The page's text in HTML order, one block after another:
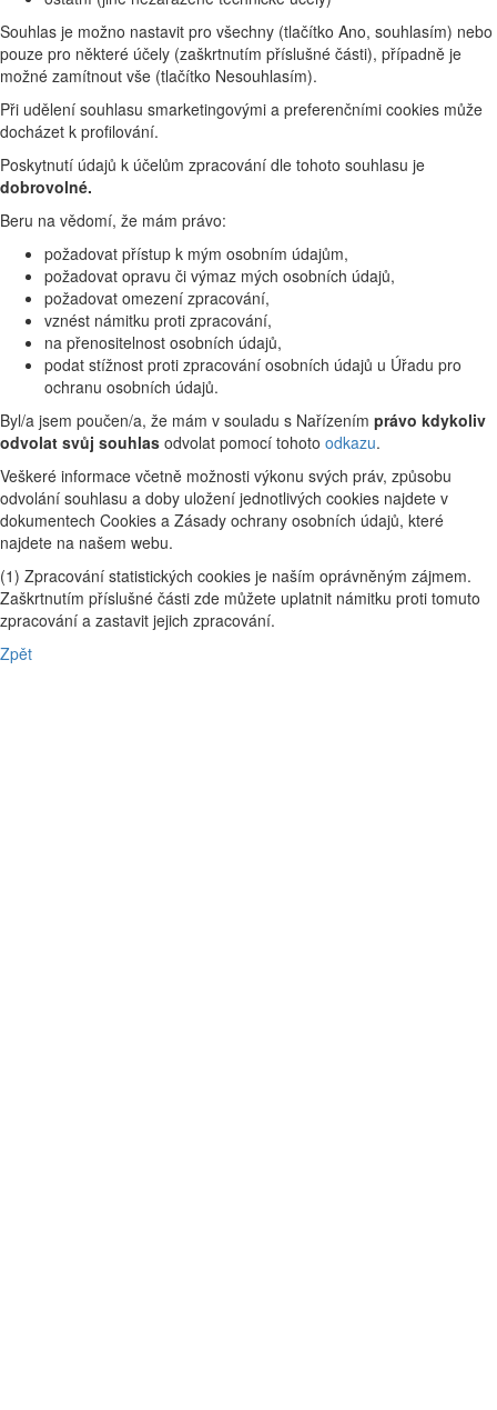
Souhlas je možno nastavit pro všechny (tlačítko Ano, souhlasím) nebo
pouze pro některé účely (zaškrtnutím příslušné části), případně je
možné zamítnout vše (tlačítko Nesouhlasím).
Při udělení souhlasu smarketingovými a preferenčními cookies může
docházet k profilování.
Poskytnutí údajů k účelům zpracování dle tohoto souhlasu je
dobrovolné.
Beru na vědomí, že mám právo:
požadovat přístup k mým osobním údajům,
požadovat opravu či výmaz mých osobních údajů,
požadovat omezení zpracování,
vznést námitku proti zpracování,
na přenositelnost osobních údajů,
podat stížnost proti zpracování osobních údajů u Úřadu pro
ochranu osobních údajů.
Byl/a jsem poučen/a, že mám v souladu s Nařízením právo kdykoliv
odvolat svůj souhlas odvolat pomocí tohoto odkazu.
Veškeré informace včetně možnosti výkonu svých práv, způsobu
odvolání souhlasu a doby uložení jednotlivých cookies najdete v
dokumentech Cookies a Zásady ochrany osobních údajů, které
najdete na našem webu.
(1) Zpracování statistických cookies je naším oprávněným zájmem.
Zaškrtnutím příslušné části zde můžete uplatnit námitku proti tomuto
zpracování a zastavit jejich zpracování.
Zpět